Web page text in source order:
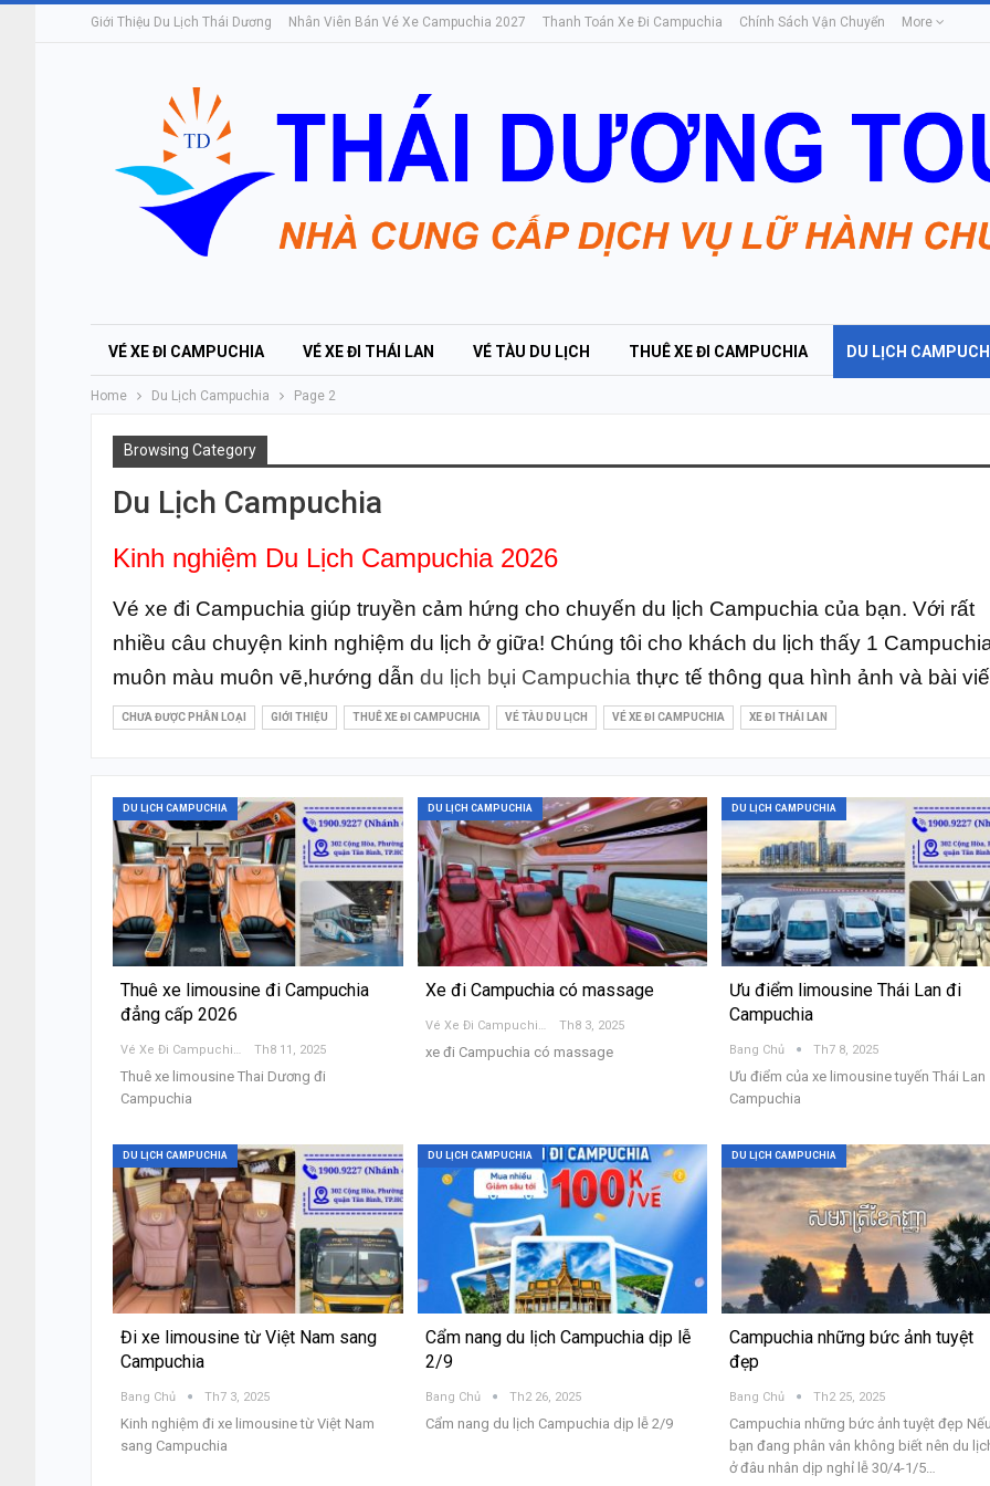
Giới Thiệu Du Lịch Thái Dương Nhân Viên Bán Vé Xe Campuchia 2027 Thanh Toán Xe Đi Campuchia Chính Sách Vận Chuyển More
VÉ XE ĐI CAMPUCHIA VÉ XE ĐI THÁI LAN VÉ TÀU DU LỊCH THUÊ XE ĐI CAMPUCHIA DU LỊCH
Home Du Lịch Campuchia Page 2
Browsing Category
Du Lịch Campuchia
Kinh nghiệm Du Lịch Campuchia 2026
Vé xe đi Campuchia giúp truyền cảm hứng cho chuyến du lịch Campuchia của bạn. Với rất
nhiều câu chuyện kinh nghiệm du lịch ở giữa! Chúng tôi cho khách du lịch thấy 1
muôn màu muôn vẽ,hướng dẫn du lịch bụi Campuchia thực tế thông qua hình ảnh và bài
CHƯA ĐƯỢC PHÂN LOẠI GIỚI THIỆU THUÊ XE ĐI CAMPUCHIA VÉ TÀU DU LỊCH VÉ XE ĐI CAMPUCHIA XE ĐI THÁI LAN
DU LỊCH CAMPUCHIA
Thuê xe limousine đi Campuchia
đẳng cấp 2026
Vé Xe Đi Campuchia Th8 11, 2025
Thuê xe limousine Thai Dương đi
Campuchia
DU LỊCH CAMPUCHIA
Xe đi Campuchia có massage
Vé Xe Đi Campuchia Th8 3, 2025
xe đi Campuchia có massage
DU LỊCH CAMPUCHIA
Ưu điểm limousine Thái Lan đi
Campuchia
Bang Chủ Th7 8, 2025
Ưu điểm của xe limousine tuyến Thái Lan
Campuchia
DU LỊCH CAMPUCHIA
Đi xe limousine từ Việt Nam sang
Campuchia
Bang Chủ Th7 3, 2025
Kinh nghiệm đi xe limousine từ Việt Nam
sang Campuchia
DU LỊCH CAMPUCHIA
Cẩm nang du lịch Campuchia dịp lễ
2/9
Bang Chủ Th2 26, 2025
Cẩm nang du lịch Campuchia dịp lễ 2/9
DU LỊCH CAMPUCHIA
Campuchia những bức ảnh tuyệt
đẹp
Bang Chủ Th2 25, 2025
Campuchia những bức ảnh tuyệt đẹp
bạn đang phân vân không biết nên du
ở đâu nhân dịp nghỉ lễ 30/4-1/5…